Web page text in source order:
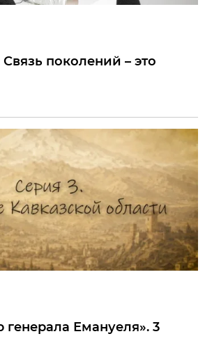
поколений – это
Емануеля». 3